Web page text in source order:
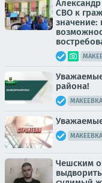
СВО к
значение:
района!
МАКЕЕВКА
МАКЕЕВКА
Чешским